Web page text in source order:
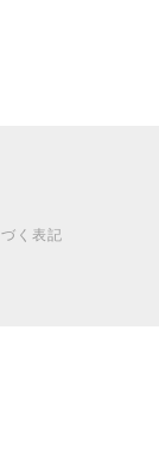
く表記